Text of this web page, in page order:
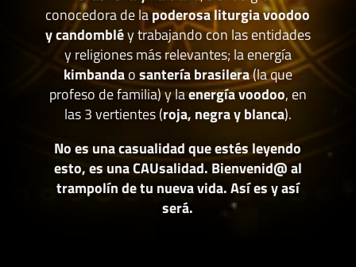
conocedora de lapoderosa liturgia voodoo
y candombléy trabajando con las entidades
y religiones más relevantes; la energía
kimbandaosantería brasilera(la que
profeso de familia) y laenergía voodoo, en
las 3 vertientes (roja, negra y blanca).
No es una casualidad que estés leyendo
esto, es una CAUsalidad. Bienvenid@ al
trampolín de tu nueva vida. Así es y así
será.